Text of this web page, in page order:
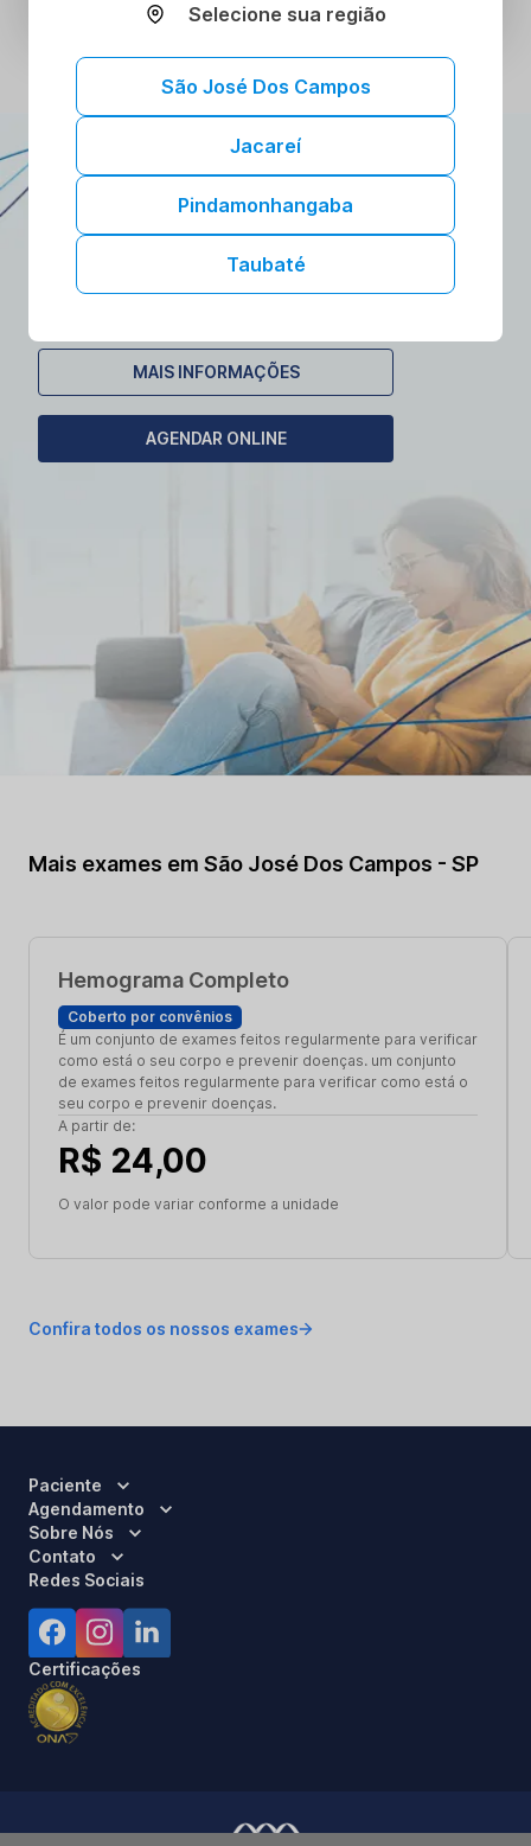
ATENDIMENTO DOMICILIAR
A gente vai até você!
Toda a confiança e segurança dos nossos
laboratórios no conforto da sua casa.
MAIS INFORMAÇÕES
AGENDAR ONLINE
Mais exames em São José Dos Campos - SP
Hemograma Completo
Coberto por convênios
É um conjunto de exames feitos regularmente para verificar
como está o seu corpo e prevenir doenças. um conjunto
de exames feitos regularmente para verificar como está o
seu corpo e prevenir doenças.
A partir de:
R$ 24,00
O valor pode variar conforme a unidade
Confira todos os nossos exames
Paciente
Agendamento
Sobre Nós
Contato
Redes Sociais
Certificações
Selecione sua região
São José Dos Campos
Jacareí
Pindamonhangaba
Taubaté